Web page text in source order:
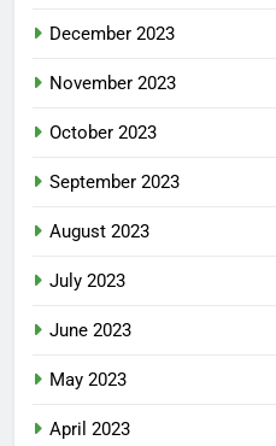
December 2023
November 2023
October 2023
September 2023
August 2023
July 2023
June 2023
May 2023
April 2023